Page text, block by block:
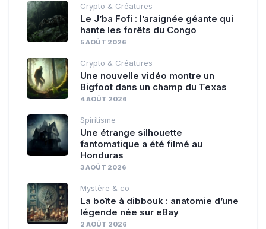
Crypto & Créatures
Le J’ba Fofi : l’araignée géante qui
hante les forêts du Congo
5 AOÛT 2026
Crypto & Créatures
Une nouvelle vidéo montre un
Bigfoot dans un champ du Texas
4 AOÛT 2026
Spiritisme
Une étrange silhouette
fantomatique a été filmé au
Honduras
3 AOÛT 2026
Mystère & co
La boîte à dibbouk : anatomie d’une
légende née sur eBay
2 AOÛT 2026